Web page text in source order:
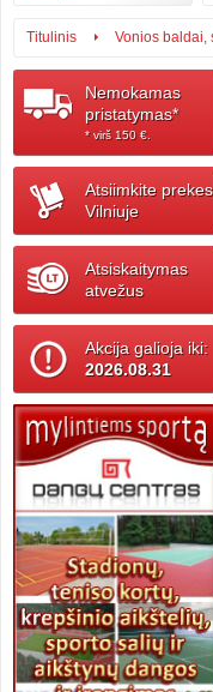
Titulinis Vonios baldai,
Nemokamas
pristatymas*
* virš 150 ‎€.
Atsiimkite prekes
Vilniuje
Atsiskaitymas
atvežus
Akcija galioja iki:
2026.08.31